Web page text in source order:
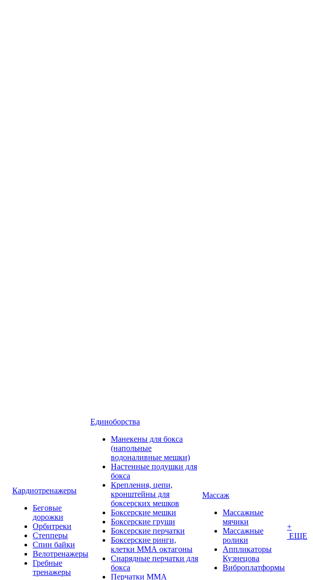
Кардиотренажеры
Беговые
дорожки
Орбитреки
Степперы
Спин байки
Велотренажеры
Гребные
тренажеры
Единоборства
Манекены для бокса
(напольные
водоналивные мешки)
Настенные подушки для
бокса
Крепления, цепи,
кронштейны для
боксерских мешков
Боксерские мешки
Боксерские груши
Боксерские перчатки
Боксерские ринги,
клетки ММА октагоны
Снарядные перчатки для
бокса
Перчатки MMA
Массаж
Массажные
мячики
Массажные
ролики
Аппликаторы
Кузнецова
Виброплатформы
+
ЕЩЕ